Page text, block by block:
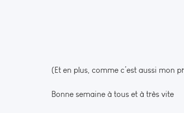
(Et en plus, comme c’est aussi mon
Bonne semaine à tous et à très vite